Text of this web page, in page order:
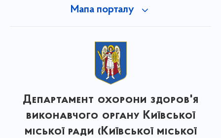
Мапа порталу
Департамент охорони здоров'я
виконавчого органу Київської
міської ради (Київської міської